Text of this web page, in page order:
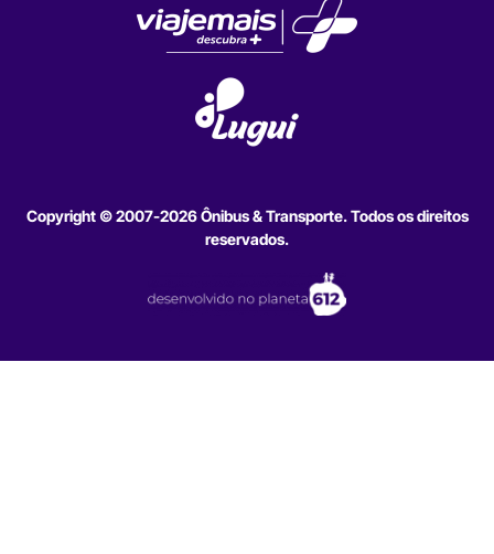
Copyright © 2007-2026 Ônibus & Transporte. Todos os direitos
reservados.